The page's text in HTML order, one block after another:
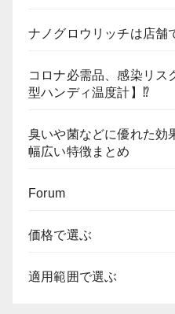
ナノグロウリッチは店舗
コロナ必需品、感染リス
型ハンディ温度計】⁉
臭いや菌などに優れた効
幅広い特徴まとめ
Forum
価格で選ぶ
適用範囲で選ぶ